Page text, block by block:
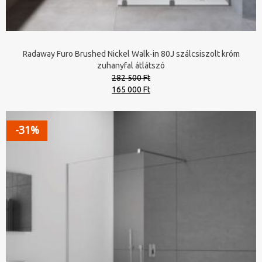
Radaway Furo Brushed Nickel Walk-in 80J szálcsiszolt króm
zuhanyfal átlátszó
282 500 Ft
Original
was:
165 000 FtCurrent
is:
-31%